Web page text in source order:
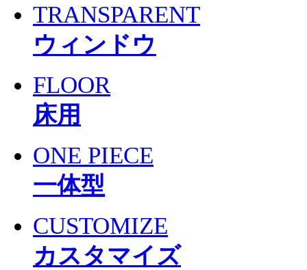
TRANSPARENT
ウィンドウ
FLOOR
床用
ONE PIECE
一体型
CUSTOMIZE
カスタマイズ